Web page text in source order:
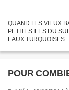
QUAND LES VIEUX
PETITES ILES DU
EAUX TURQUOISES
OURSINS POUR LE
POUR